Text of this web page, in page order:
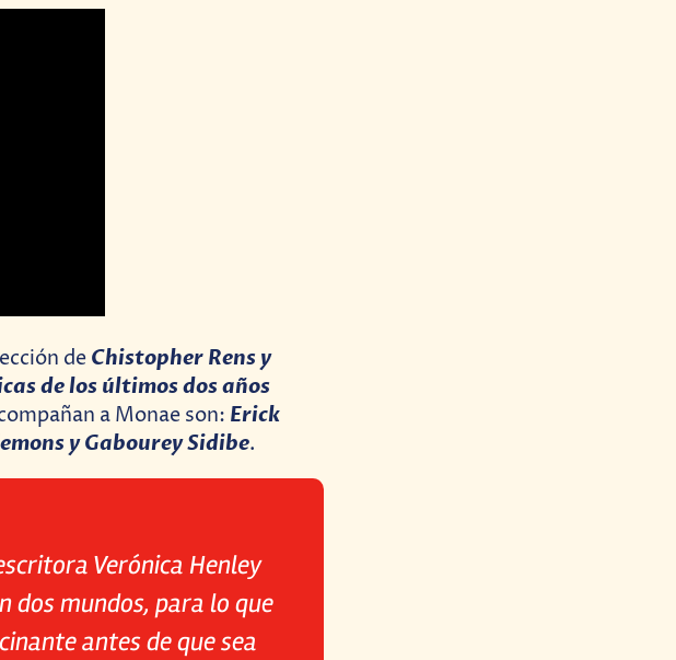
de Chistopher Rens y
de los últimos dos años
a Monae son: Erick
y Gabourey Sidibe.
Verónica Henley
dos mundos, para lo que
antes de que sea